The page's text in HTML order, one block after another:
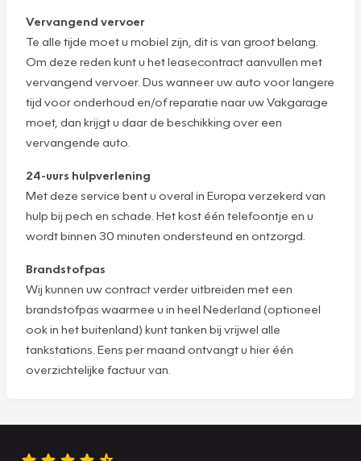
Vervangend vervoer
Te alle tijde moet u mobiel zijn, dit is van groot belang.
Om deze reden kunt u het leasecontract aanvullen met
vervangend vervoer. Dus wanneer uw auto voor langere
tijd voor onderhoud en/of reparatie naar uw Vakgarage
moet, dan krijgt u daar de beschikking over een
vervangende auto.
24-uurs hulpverlening
Met deze service bent u overal in Europa verzekerd van
hulp bij pech en schade. Het kost één telefoontje en u
wordt binnen 30 minuten ondersteund en ontzorgd.
Brandstofpas
Wij kunnen uw contract verder uitbreiden met een
brandstofpas waarmee u in heel Nederland (optioneel
ook in het buitenland) kunt tanken bij vrijwel alle
tankstations. Eens per maand ontvangt u hier één
overzichtelijke factuur van.